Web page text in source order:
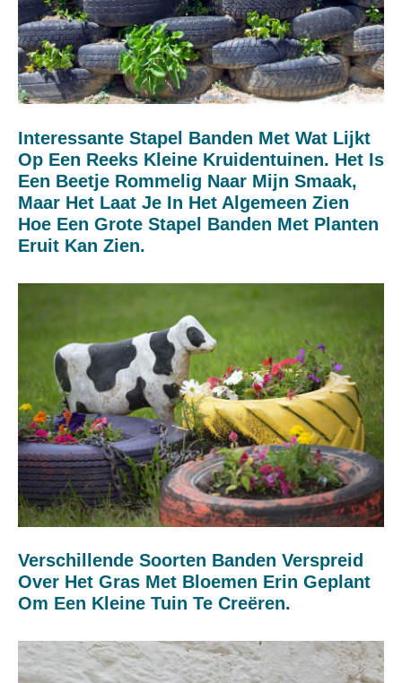
Interessante Stapel Banden Met Wat Lijkt
Op Een Reeks Kleine Kruidentuinen. Het Is
Een Beetje Rommelig Naar Mijn Smaak,
Maar Het Laat Je In Het Algemeen Zien
Hoe Een Grote Stapel Banden Met Planten
Eruit Kan Zien.
Verschillende Soorten Banden Verspreid
Over Het Gras Met Bloemen Erin Geplant
Om Een ​​kleine Tuin Te Creëren.